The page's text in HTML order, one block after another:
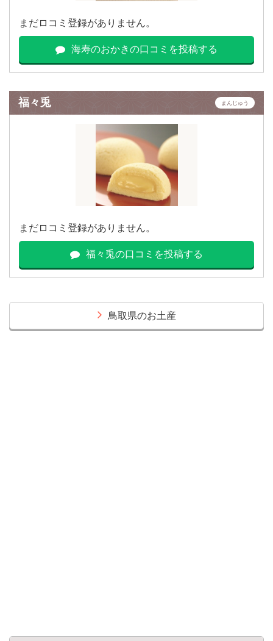
まだロコミ登録がありません。
海寿のおかきの口コミを投稿する
福々兎 まんじゅう
まだロコミ登録がありません。
福々兎の口コミを投稿する
鳥取県のお土産